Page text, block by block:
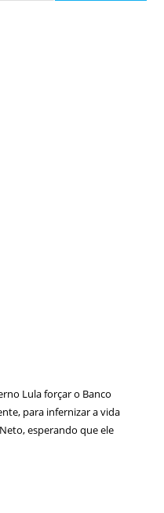
Lula forçar o Banco
para infernizar a vida
esperando que ele